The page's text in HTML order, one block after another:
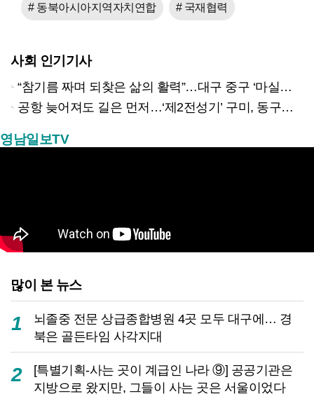
# 동북아시아지역자치연합 # 국재협력
사회 인기기사
“참기름 짜며 되찾은 삶의 활력”…대구 중구 ‘마실방앗간’ 어르신들의 인생 2막
공항 늦어져도 길은 먼저…‘제2전성기’ 구미, 동구미역 더 절실
영남일보TV
많이 본 뉴스
1
뇌졸중 전문 상급종합병원 4곳 모두 대구에… 경
북은 골든타임 사각지대
2
[특별기획-사는 곳이 계급인 나라 ⑨] 공공기관은
지방으로 왔지만, 그들이 사는 곳은 서울이었다